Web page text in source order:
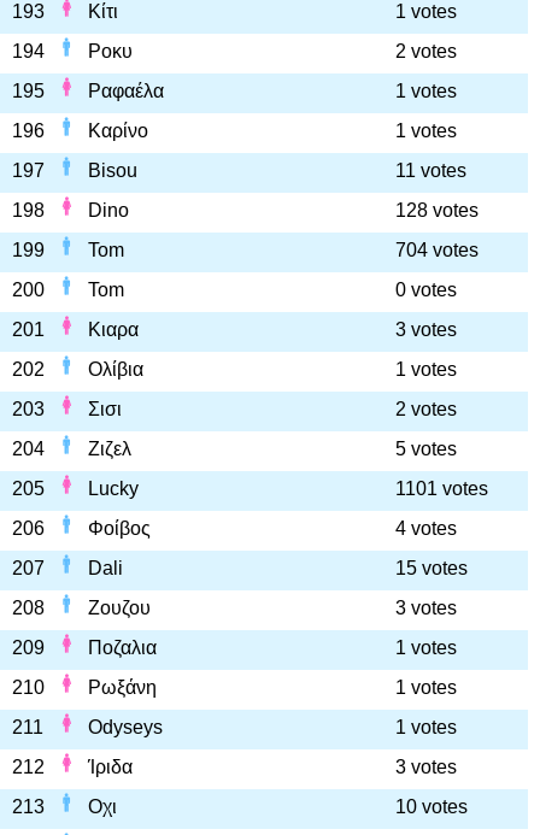
193
Κίτι
1 votes
194
Ροκυ
2 votes
195
Ραφαέλα
1 votes
196
Καρίνο
1 votes
197
Bisou
11 votes
198
Dino
128 votes
199
Tom
704 votes
200
Tom
0 votes
201
Κιαρα
3 votes
202
Ολίβια
1 votes
203
Σισι
2 votes
204
Ζιζελ
5 votes
205
Lucky
1101 votes
206
Φοίβος
4 votes
207
Dali
15 votes
208
Ζουζου
3 votes
209
Ποζαλια
1 votes
210
Ρωξάνη
1 votes
211
Odyseys
1 votes
212
Ίριδα
3 votes
213
Οχι
10 votes